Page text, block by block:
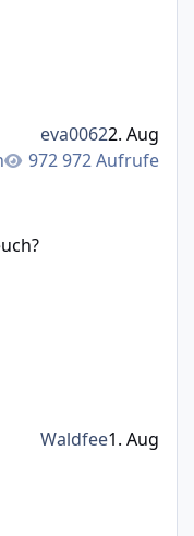
972 Aufrufe
eva00622. Aug
Waldfee1. Aug